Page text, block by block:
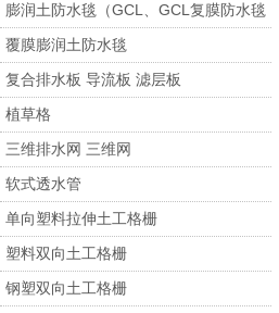
膨润土防水毯（GCL、GCL复膜防水毯
覆膜膨润土防水毯
复合排水板 导流板 滤层板
植草格
三维排水网 三维网
软式透水管
单向塑料拉伸土工格栅
塑料双向土工格栅
钢塑双向土工格栅